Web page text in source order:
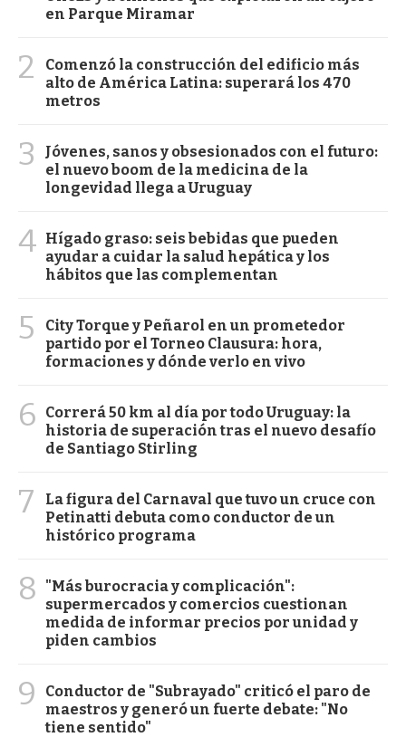
en Parque Miramar
2
Comenzó la construcción del edificio más
alto de América Latina: superará los 470
metros
3
Jóvenes, sanos y obsesionados con el futuro:
el nuevo boom de la medicina de la
longevidad llega a Uruguay
4 Hígado graso: seis bebidas que pueden
ayudar a cuidar la salud hepática y los
hábitos que las complementan
5
City Torque y Peñarol en un prometedor
partido por el Torneo Clausura: hora,
formaciones y dónde verlo en vivo
6
Correrá 50 km al día por todo Uruguay: la
historia de superación tras el nuevo desafío
de Santiago Stirling
7
La figura del Carnaval que tuvo un cruce con
Petinatti debuta como conductor de un
histórico programa
8
"Más burocracia y complicación":
supermercados y comercios cuestionan
medida de informar precios por unidad y
piden cambios
9
Conductor de "Subrayado" criticó el paro de
maestros y generó un fuerte debate: "No
tiene sentido"